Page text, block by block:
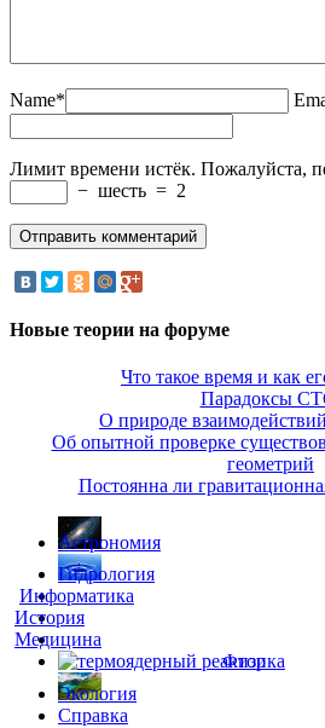
Name*
Лимит времени истёк. Пожалуйста,
− шесть = 2
Новые теории на форуме
Что такое время и как
Парадоксы
О природе
Об опытной проверке
геометрий
Постоянна ли
Астрономия
Гидрология
Информатика
История
Медицина
Физика
Экология
Справка